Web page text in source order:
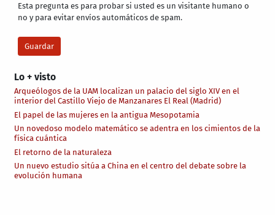
Lo + visto
Arqueólogos de la UAM localizan un palacio del siglo XIV en el
interior del Castillo Viejo de Manzanares El Real (Madrid)
El papel de las mujeres en la antigua Mesopotamia
Un novedoso modelo matemático se adentra en los cimientos de la
física cuántica
El retorno de la naturaleza
Un nuevo estudio sitúa a China en el centro del debate sobre la
evolución humana
Esta pregunta es para probar si usted es un visitante humano o
no y para evitar envíos automáticos de spam.